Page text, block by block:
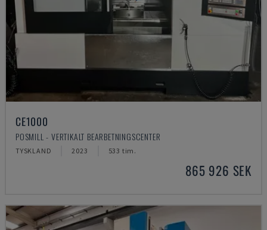
CE1000
POSMILL - VERTIKALT BEARBETNINGSCENTER
TYSKLAND 2023 533 tim.
865 926 SEK